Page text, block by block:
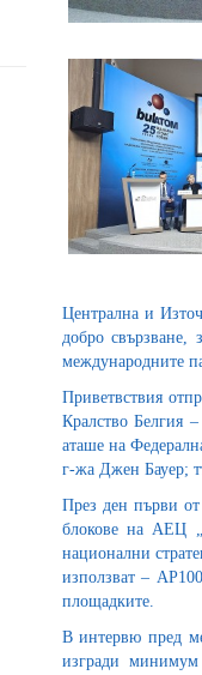
Централна и
добро
международните
Приветвствия
Кралство Белгия
аташе на
г-жа Джен Бауер;
През ден първи от
блокове на АЕЦ
национални
използват –
площадките.
В интервю пред
изгради